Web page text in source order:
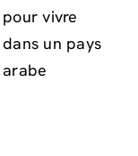
pour vivre
dans un pays
arabe